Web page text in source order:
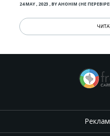
24 MAY , 2023 ,BYАНОНІМ (НЕ